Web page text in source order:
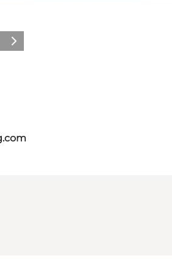
Næste